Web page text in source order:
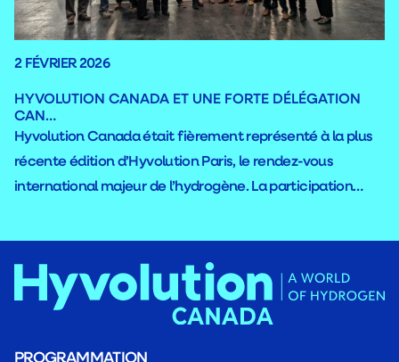
2 FÉVRIER 2026
HYVOLUTION CANADA ET UNE FORTE DÉLÉGATION
CAN…
Hyvolution Canada était fièrement représenté à la plus
récente édition d’Hyvolution Paris, le rendez-vous
international majeur de l’hydrogène. La participation
illustrant le dynamisme de la filière au pays.
PROGRAMMATION